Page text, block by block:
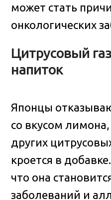
может стать
онкологических
Цитрусовый
напиток
Японцы
со вкусом
других
кроется в
что она
заболеваний и